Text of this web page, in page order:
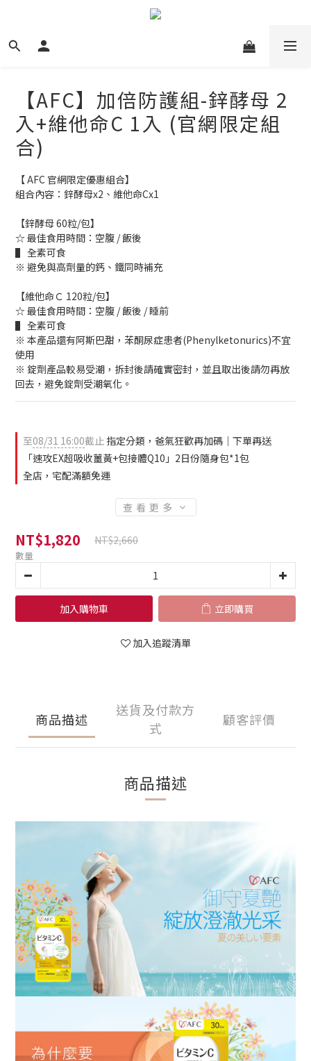
【AFC】加倍防護組-鋅酵母 2
入+維他命C 1入 (官網限定組
合)
【 AFC 官網限定優惠組合】
組合內容：鋅酵母x2、維他命Cx1
【鋅酵母 60粒/包】
☆ 最佳食用時間：空腹 / 飯後
▌ 全素可食
※ 避免與高劑量的鈣、鐵同時補充
【維他命Ｃ 120粒/包】
☆ 最佳食用時間：空腹 / 飯後 / 睡前
▌ 全素可食
※ 本產品還有阿斯巴甜，苯酮尿症患者(Phenylketonurics)不宜
使用
※ 錠劑產品較易受潮，拆封後請確實密封，並且取出後請勿再放
回去，避免錠劑受潮氧化。
至08/31 16:00截止 指定分類，爸氣狂歡再加碼｜下單再送
「速攻EX超吸收薑黃+包接體Q10」2日份隨身包*1包
全店，宅配滿額免運
查看更多
NT$1,820 NT$2,660
數量
加入購物車 立即購買
加入追蹤清單
商品描述
送貨及付款方
式
顧客評價
商品描述